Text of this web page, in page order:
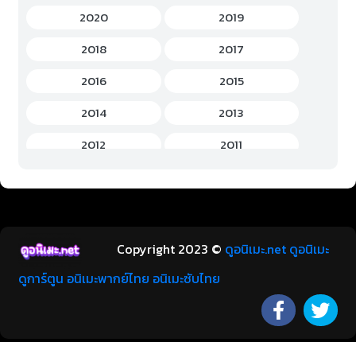
History (ประวัติศาสตร์)
Horror (สยองขวัญ)
Idols Female (ไอดอล หญิง)
Idols Male (ไอดอล ชาย)
Music (เพลง)
(49)
(1)
2020
2019
2018
2017
2016
2015
2014
2013
2012
2011
2005
2004
2003
Copyright 2023 © ดูอนิเมะ.net ดูอนิเมะ
ดูการ์ตูน อนิเมะพากย์ไทย อนิเมะซับไทย